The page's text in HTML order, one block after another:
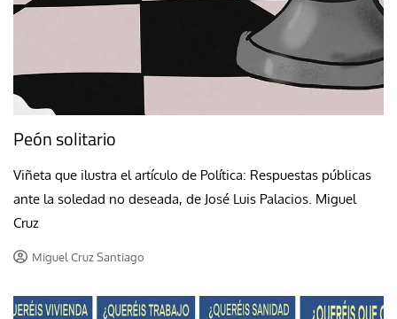
Peón solitario
Viñeta que ilustra el artículo de Política: Respuestas públicas
ante la soledad no deseada, de José Luis Palacios. Miguel
Cruz
Miguel Cruz Santiago